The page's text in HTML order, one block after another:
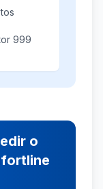
999
o